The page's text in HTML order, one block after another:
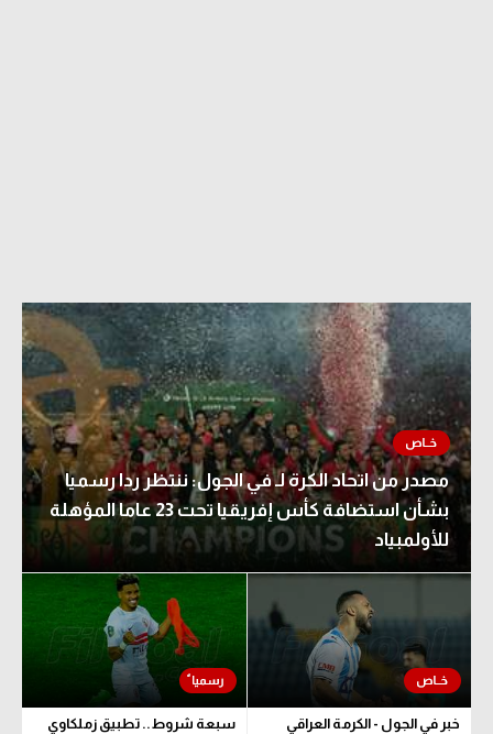
مصدر من اتحاد الكرة لـ في الجول: ننتظر ردا رسميا
بشأن استضافة كأس إفريقيا تحت 23 عاما المؤهلة
للأولمبياد
خبر في الجول - الكرمة العراقي
سبعة شروط.. تطبيق زملكاوي